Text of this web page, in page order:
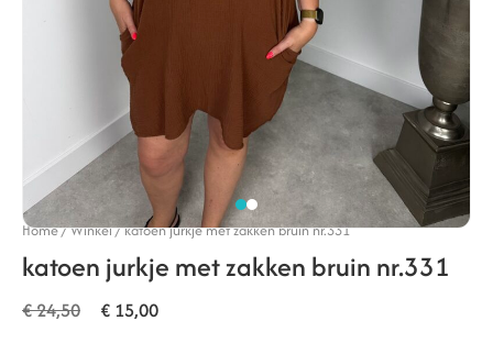
Home/Winkel/katoen jurkje met zakken bruin nr.331
katoen jurkje met zakken bruin nr.331
€24,50 € 15,00